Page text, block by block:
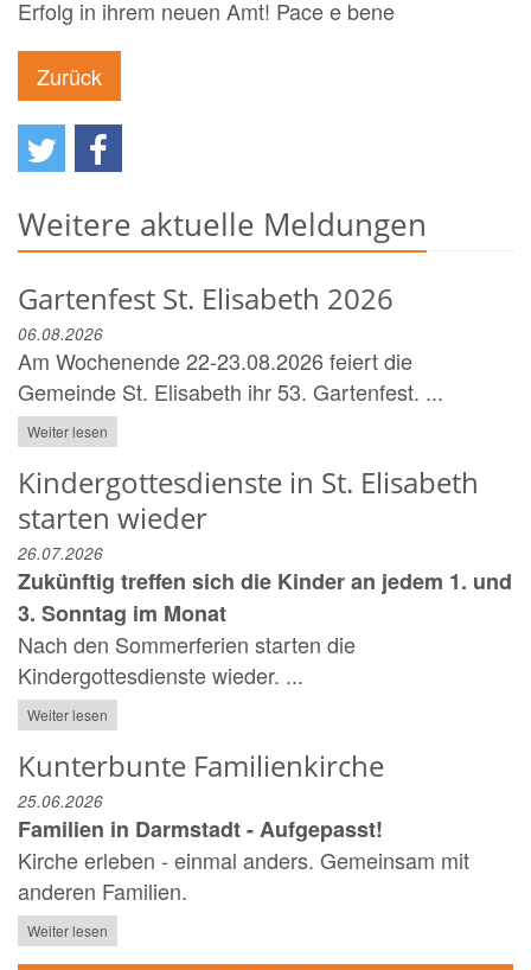
Erfolg in ihrem neuen Amt! Pace e bene
Zurück
Weitere aktuelle Meldungen
Gartenfest St. Elisabeth 2026
06.08.2026
Am Wochenende 22-23.08.2026 feiert die
Gemeinde St. Elisabeth ihr 53. Gartenfest. ...
Weiter lesen
Kindergottesdienste in St. Elisabeth
starten wieder
26.07.2026
Zukünftig treffen sich die Kinder an jedem 1. und
3. Sonntag im Monat
Nach den Sommerferien starten die
Kindergottesdienste wieder. ...
Weiter lesen
Kunterbunte Familienkirche
25.06.2026
Familien in Darmstadt - Aufgepasst!
Kirche erleben - einmal anders. Gemeinsam mit
anderen Familien.
Weiter lesen